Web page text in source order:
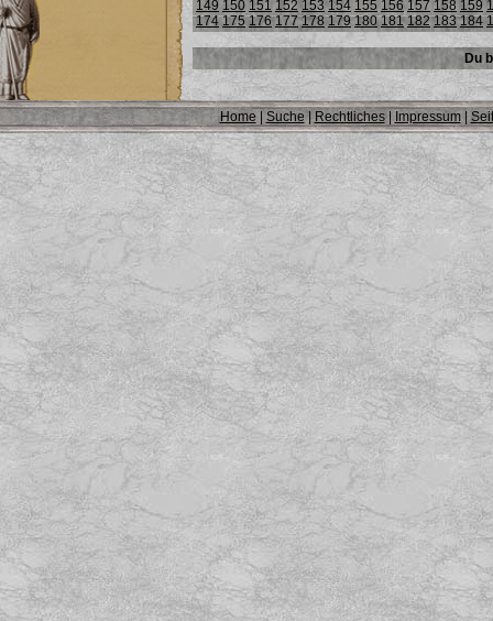
149 150 151 152 153 154 155 156 157 158 159
174 175 176 177 178 179 180 181 182 183 184
Du
Home| Suche | Rechtliches| Impressum|